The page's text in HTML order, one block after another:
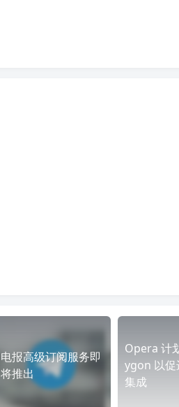
电报高级订阅服务即
将推出
Opera 计
ygon 以促
集成